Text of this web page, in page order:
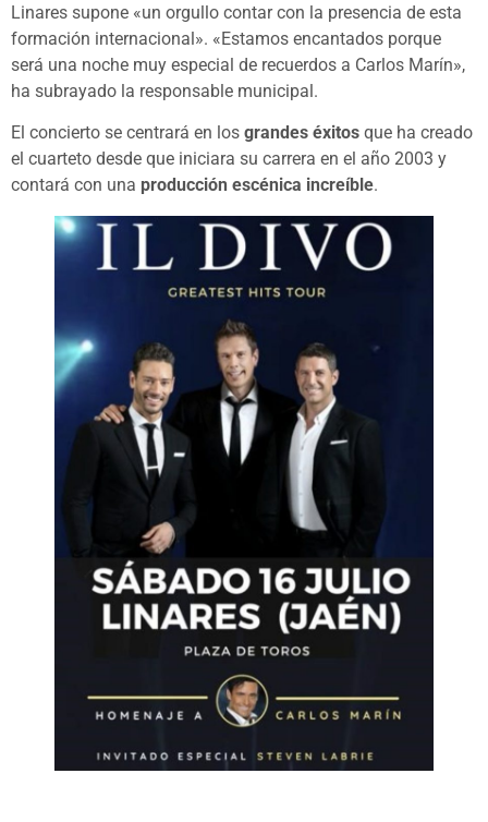
Linares supone «un orgullo contar con la presencia de esta
formación internacional». «Estamos encantados porque
será una noche muy especial de recuerdos a Carlos Marín»,
ha subrayado la responsable municipal.
El concierto se centrará en los grandes éxitos que ha creado
el cuarteto desde que iniciara su carrera en el año 2003 y
contará con una producción escénica increíble.